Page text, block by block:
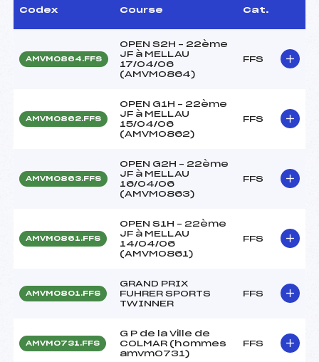
Codex Course Cat.
AMVM0864.FFS
OPEN S2H – 22ème
JF à MELLAU
17/04/06
(AMVM0864)
FFS
AMVM0862.FFS
OPEN G1H – 22ème
JF à MELLAU
15/04/06
(AMVM0862)
FFS
AMVM0863.FFS
OPEN G2H – 22ème
JF à MELLAU
16/04/06
(AMVM0863)
FFS
AMVM0861.FFS
OPEN S1H – 22ème
JF à MELLAU
14/04/06
(AMVM0861)
FFS
AMVM0801.FFS
GRAND PRIX
FUHRER SPORTS
TWINNER
FFS
AMVM0731.FFS
G P de la Ville de
COLMAR (hommes
amvm0731)
FFS